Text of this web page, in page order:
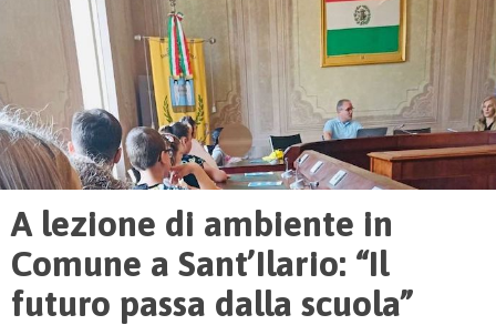
A lezione di ambiente in
Comune a Sant’Ilario: “Il
futuro passa dalla scuola”